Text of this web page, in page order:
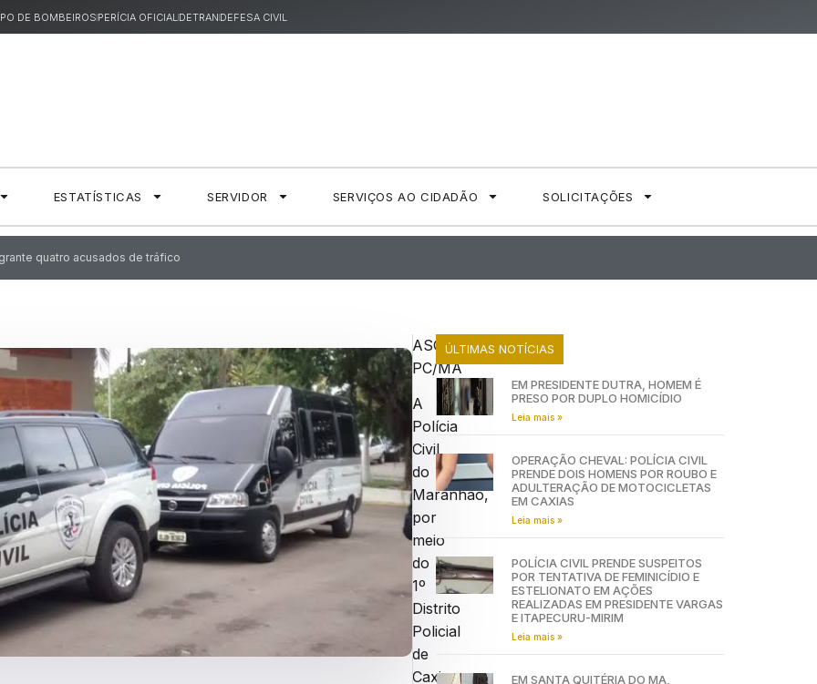
DE BOMBEIROSPERÍCIA OFICIALDETRANDEFESA CIVIL
ESTATÍSTICAS SERVIDOR SERVIÇOS AO CIDADÃO SOLICITAÇÕES
quatro acusados de tráfico
ASCOM
PC/MA
A
Polícia
Civil
do
Maranhão,
por
meio
do
1º
Distrito
Policial
de
Caxias,
ÚLTIMAS NOTÍCIAS
EM PRESIDENTE DUTRA, HOMEM É
PRESO POR DUPLO HOMICÍDIO
Leia mais »
OPERAÇÃO CHEVAL: POLÍCIA CIVIL
PRENDE DOIS HOMENS POR ROUBO E
ADULTERAÇÃO DE MOTOCICLETAS
EM CAXIAS
Leia mais »
POLÍCIA CIVIL PRENDE SUSPEITOS
POR TENTATIVA DE FEMINICÍDIO E
ESTELIONATO EM AÇÕES
REALIZADAS EM PRESIDENTE VARGAS
E ITAPECURU-MIRIM
Leia mais »
EM SANTA QUITÉRIA DO MA,